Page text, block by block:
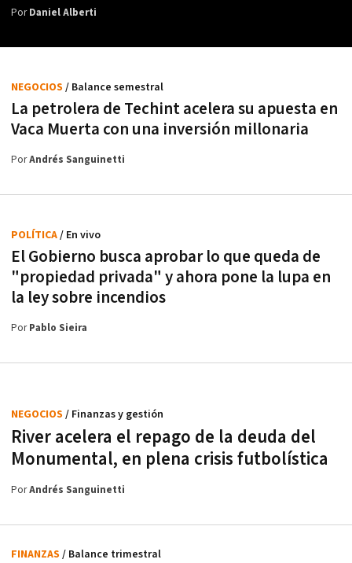
PorDaniel Alberti
La petrolera de Techint acelera su apuesta en
Vaca Muerta con una inversión millonaria
NEGOCIOS / Balance semestral
PorAndrés Sanguinetti
El Gobierno busca aprobar lo que queda de
"propiedad privada" y ahora pone la lupa en
la ley sobre incendios
POLÍTICA/ En vivo
PorPablo Sieira
River acelera el repago de la deuda del
Monumental, en plena crisis futbolística
NEGOCIOS / Finanzas y gestión
PorAndrés Sanguinetti
FINANZAS / Balance trimestral